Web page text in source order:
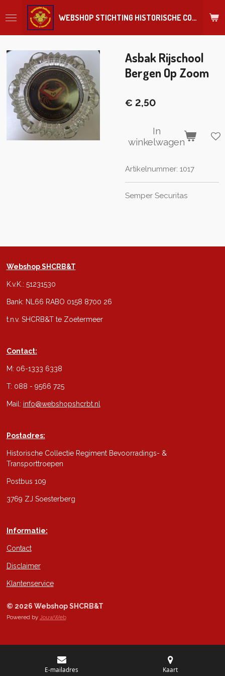
direct
hoofdinhoud
WEBSHOP STICHTING HISTORISCHE COLLECTIE REGIMENT
Asbak Rijschool
Bergen Op Zoom
€ 2,50
In
winkelwagen
Artikelnummer: 1017
Semper Securitas
Webshop SHCRB&T
K.v.K.: 51231530
Bank: NL66 RABO 0158 8700 26
t.n.v. SHCRB&T te Zoetermeer
Contact:
M: 06-1333 6338
T: 088 - 9566 725
Mail: info@webshopshcrbt.nl
Postadres:
Historische Collectie Regiment Bevoorradings- &
Transporttroepen
Postbus 109
3769 ZJ Soesterberg
Informatie:
Contact
Disclaimer
Klantenservice
© 2026 Webshop SHCRB&T
Powered by JouwWeb
E-mailadres Kaart